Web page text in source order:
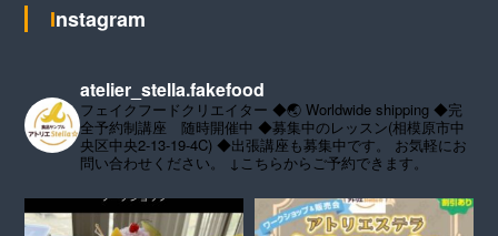
Instagram
atelier_stella.fakefood
フェイクフードクリエイター ◆🌏 Worldwide shipping◆完
全予約制講座 随時開催中 ◆募集中のレッスン(相模原市中
央区中央2-13-19-4C) ◆出張講座も募集中です。
お気軽にお
問い合わせください。
↓こちらからご予約できます。